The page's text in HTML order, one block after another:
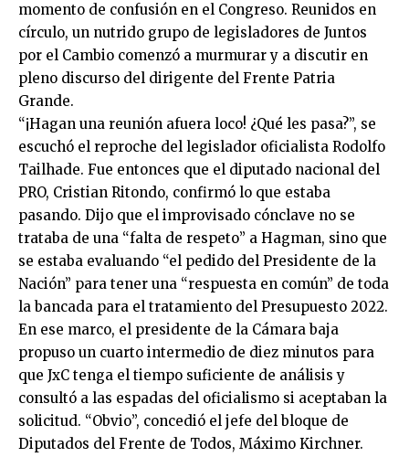
momento de confusión en el Congreso. Reunidos en
círculo, un nutrido grupo de legisladores de Juntos
por el Cambio comenzó a murmurar y a discutir en
pleno discurso del dirigente del Frente Patria
Grande.
“¡Hagan una reunión afuera loco! ¿Qué les pasa?”, se
escuchó el reproche del legislador oficialista Rodolfo
Tailhade. Fue entonces que el diputado nacional del
PRO, Cristian Ritondo, confirmó lo que estaba
pasando. Dijo que el improvisado cónclave no se
trataba de una “falta de respeto” a Hagman, sino que
se estaba evaluando “el pedido del Presidente de la
Nación” para tener una “respuesta en común” de toda
la bancada para el tratamiento del Presupuesto 2022.
En ese marco, el presidente de la Cámara baja
propuso un cuarto intermedio de diez minutos para
que JxC tenga el tiempo suficiente de análisis y
consultó a las espadas del oficialismo si aceptaban la
solicitud. “Obvio”, concedió el jefe del bloque de
Diputados del Frente de Todos, Máximo Kirchner.